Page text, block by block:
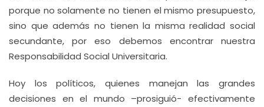
porque no solamente no tienen el mismo presupuesto,
sino que además no tienen la misma realidad social
secundante, por eso debemos encontrar nuestra
Responsabilidad Social Universitaria.
Hoy los políticos, quienes manejan las grandes
decisiones en el mundo –prosiguió- efectivamente